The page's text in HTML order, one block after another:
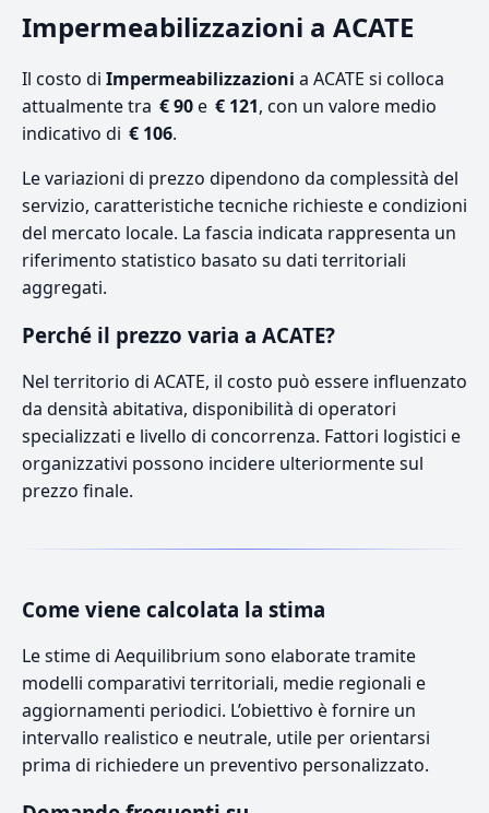
Impermeabilizzazioni a ACATE
Il costo di Impermeabilizzazioni a ACATE si colloca
attualmente tra € 90e € 121, con un valore medio
indicativo di € 106.
Le variazioni di prezzo dipendono da complessità del
servizio, caratteristiche tecniche richieste e condizioni
del mercato locale. La fascia indicata rappresenta un
riferimento statistico basato su dati territoriali
aggregati.
Perché il prezzo varia a ACATE?
Nel territorio di ACATE, il costo può essere influenzato
da densità abitativa, disponibilità di operatori
specializzati e livello di concorrenza. Fattori logistici e
organizzativi possono incidere ulteriormente sul
prezzo finale.
Come viene calcolata la stima
Le stime di Aequilibrium sono elaborate tramite
modelli comparativi territoriali, medie regionali e
aggiornamenti periodici. L’obiettivo è fornire un
intervallo realistico e neutrale, utile per orientarsi
prima di richiedere un preventivo personalizzato.